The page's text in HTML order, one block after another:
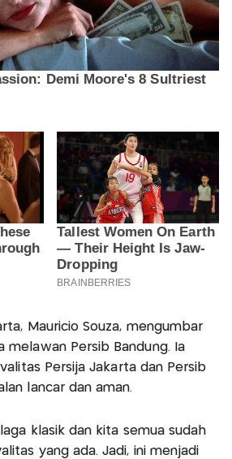
Mauricio Souza, mengumbar
melawan Persib Bandung. Ia
Persija Jakarta dan Persib
lancar dan aman.
klasik dan kita semua sudah
yang ada. Jadi, ini menjadi